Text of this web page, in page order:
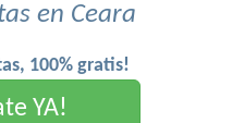
en Ceara
100% gratis!
YA!